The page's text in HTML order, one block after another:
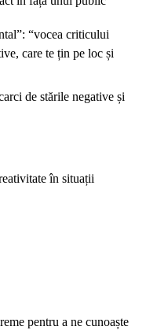
“vocea criticului
care te țin pe loc și
de stările negative și
în situații
pentru a ne cunoaște